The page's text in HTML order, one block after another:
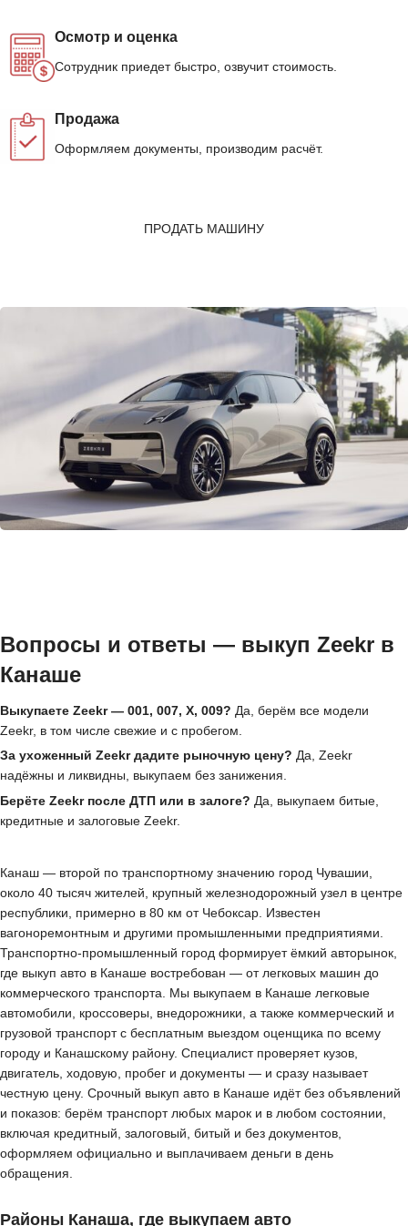
Осмотр и оценка
Сотрудник приедет быстро, озвучит стоимость.
Продажа
Оформляем документы, производим расчёт.
ПРОДАТЬ МАШИНУ
Вопросы и ответы — выкуп Zeekr в
Канаше
Выкупаете Zeekr — 001, 007, X, 009? Да, берём все модели
Zeekr, в том числе свежие и с пробегом.
За ухоженный Zeekr дадите рыночную цену? Да, Zeekr
надёжны и ликвидны, выкупаем без занижения.
Берёте Zeekr после ДТП или в залоге? Да, выкупаем битые,
кредитные и залоговые Zeekr.
Канаш — второй по транспортному значению город Чувашии,
около 40 тысяч жителей, крупный железнодорожный узел в центре
республики, примерно в 80 км от Чебоксар. Известен
вагоноремонтным и другими промышленными предприятиями.
Транспортно-промышленный город формирует ёмкий авторынок,
где выкуп авто в Канаше востребован — от легковых машин до
коммерческого транспорта. Мы выкупаем в Канаше легковые
автомобили, кроссоверы, внедорожники, а также коммерческий и
грузовой транспорт с бесплатным выездом оценщика по всему
городу и Канашскому району. Специалист проверяет кузов,
двигатель, ходовую, пробег и документы — и сразу называет
честную цену. Срочный выкуп авто в Канаше идёт без объявлений
и показов: берём транспорт любых марок и в любом состоянии,
включая кредитный, залоговый, битый и без документов,
оформляем официально и выплачиваем деньги в день
обращения.
Районы Канаша, где выкупаем авто